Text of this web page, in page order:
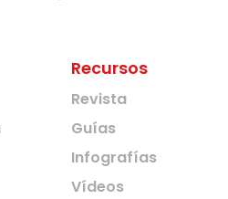
Recursos
Revista
Guías
Infografías
Vídeos